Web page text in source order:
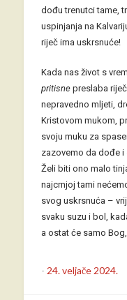
dođu trenutci tame,
uspinjanja na
riječ ima uskrsnuće!
Kada nas život s
pritisnepreslaba
nepravedno mljeti,
Kristovom mukom,
svoju muku za
zazovemo da dođe i
Želi biti ono malo
najcrnjoj tami
svog uskrsnuća –
svaku suzu i bol,
a ostat će samo
- 24. veljače 2024.